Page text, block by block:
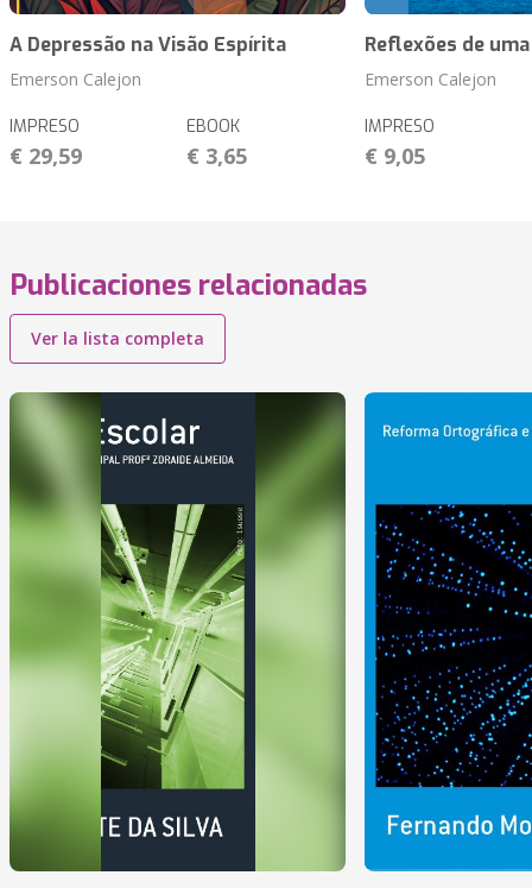
A Depressão na Visão Espírita
Emerson Calejon
IMPRESO
€ 29,59
EBOOK
€ 3,65
Reflexões de
Emerson Calejon
IMPRESO
€ 9,05
Publicaciones relacionadas
Ver la lista completa